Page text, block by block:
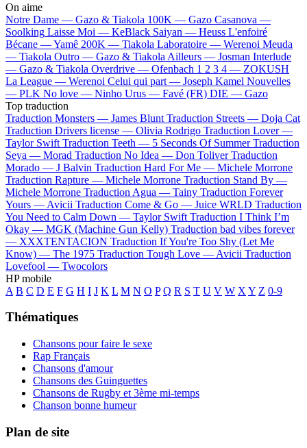
On aime
Notre Dame — Gazo & Tiakola 100K — Gazo Casanova —
Soolking Laisse Moi — KeBlack Saiyan — Heuss L'enfoiré
Bécane —Yamê 200K — Tiakola Laboratoire — Werenoi Meuda
— Tiakola Outro — Gazo & Tiakola Ailleurs — Josman Interlude
— Gazo & Tiakola Overdrive — Ofenbach 1 2 3 4 — ZOKUSH
La League — Werenoi Celui qui part — Joseph Kamel Nouvelles
— PLK No love — Ninho Urus — Favé (FR) DIE — Gazo
Top traduction
Traduction Monsters — James Blunt Traduction Streets — Doja Cat
Traduction Drivers license — Olivia Rodrigo Traduction Lover —
Taylor Swift Traduction Teeth — 5 Seconds Of Summer Traduction
Seya — Morad Traduction No Idea — Don Toliver Traduction
Morado — J Balvin Traduction Hard For Me — Michele Morrone
Traduction Rapture — Michele Morrone Traduction Stand By —
Michele Morrone Traduction Agua — Tainy Traduction Forever
Yours — Avicii Traduction Come & Go — Juice WRLD Traduction
You Need to Calm Down — Taylor Swift Traduction I Think I’m
Okay — MGK (Machine Gun Kelly) Traduction bad vibes forever
— XXXTENTACION Traduction If You're Too Shy (Let Me
Know) — The 1975 Traduction Tough Love — Avicii Traduction
Lovefool — Twocolors
HP mobile
A B C D E F G H I J K L M N O P Q R S T U V W X Y Z 0-9
Thématiques
Chansons pour faire le sexe
Rap Français
Chansons d'amour
Chansons des Guinguettes
Chansons de Rugby et 3ème mi-temps
Chanson bonne humeur
Plan de site